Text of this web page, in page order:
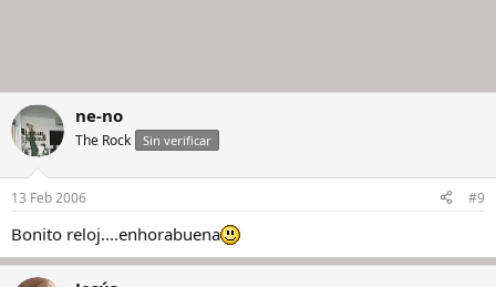
ne-no
The Rock Sin verificar
13 Feb 2006 #9
Bonito reloj....enhorabuena